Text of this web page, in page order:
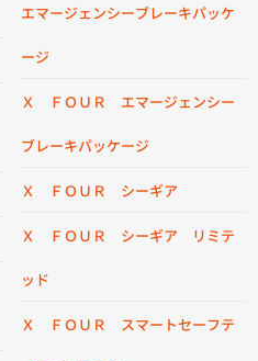
エマージェンシーブレーキパッケ
ージ
Ｘ ＦＯＵＲ エマージェンシー
ブレーキパッケージ
Ｘ ＦＯＵＲ シーギア
Ｘ ＦＯＵＲ シーギア リミテ
ッド
Ｘ ＦＯＵＲ スマートセーフテ